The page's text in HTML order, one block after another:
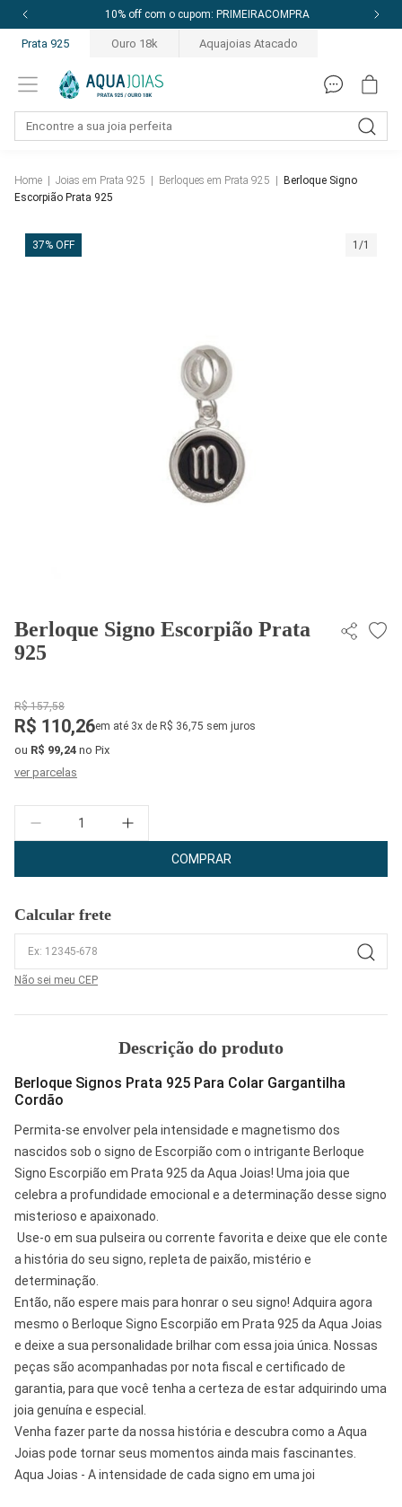
10% off com o cupom: PRIMEIRACOMPRA
Prata 925 Ouro 18k Aquajoias Atacado
Home Joias em Prata 925 Berloques em Prata 925
Berloque Signo
Escorpião Prata 925
37% OFF 1/1
Berloque Signo Escorpião Prata
925
R$ 157,58
R$ 110,26em até 3x de R$ 36,75 sem juros
ou R$ 99,24 no Pix
ver parcelas
Quantidade
COMPRAR
Calcular frete
Não sei meu CEP
Descrição do produto
Berloque Signos Prata 925 Para Colar Gargantilha
Cordão
Permita-se envolver pela intensidade e magnetismo dos
nascidos sob o signo de Escorpião com o intrigante Berloque
Signo Escorpião em Prata 925 da Aqua Joias! Uma joia que
celebra a profundidade emocional e a determinação desse signo
misterioso e apaixonado.
Use-o em sua pulseira ou corrente favorita e deixe que ele conte
a história do seu signo, repleta de paixão, mistério e
determinação.
Então, não espere mais para honrar o seu signo! Adquira agora
mesmo o Berloque Signo Escorpião em Prata 925 da Aqua Joias
e deixe a sua personalidade brilhar com essa joia única. Nossas
peças são acompanhadas por nota fiscal e certificado de
garantia, para que você tenha a certeza de estar adquirindo uma
joia genuína e especial.
Venha fazer parte da nossa história e descubra como a Aqua
Joias pode tornar seus momentos ainda mais fascinantes.
Aqua Joias - A intensidade de cada signo em uma joi